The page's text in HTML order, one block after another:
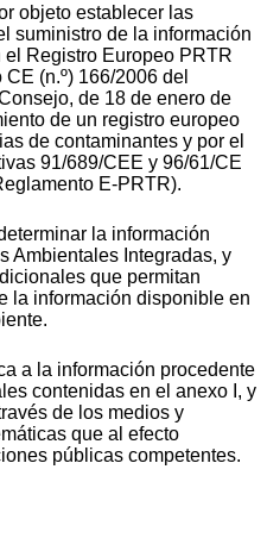
objeto establecer las
suministro de la información
Registro Europeo PRTR
(n.º) 166/2006 del
de 18 de enero de
de un registro europeo
de contaminantes y por el
91/689/CEE y 96/61/CE
E-PRTR).
la información
Ambientales Integradas, y
que permitan
la información disponible en
a la información procedente
contenidas en el anexo I, y
de los medios y
que al efecto
públicas competentes.